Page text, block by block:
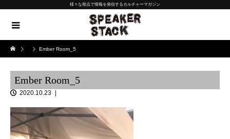
様々な視点で情報を発信するカルチャーマガジン
Ember Room_5
Ember Room_5
2020.10.23